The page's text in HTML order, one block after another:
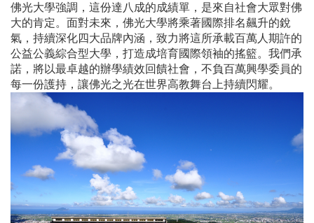
佛光大學強調，這份達八成的成績單，是來自社會大眾對佛
大的肯定。面對未來，佛光大學將乘著國際排名飆升的銳
氣，持續深化四大品牌內涵，致力將這所承載百萬人期許的
公益公義綜合型大學，打造成培育國際領袖的搖籃。我們承
諾，將以最卓越的辦學績效回饋社會，不負百萬興學委員的
每一份護持，讓佛光之光在世界高教舞台上持續閃耀。